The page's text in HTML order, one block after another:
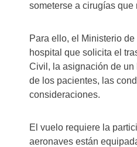
someterse a cirugías
Para ello, el Ministerio
hospital que solicita el
Civil, la asignación de
de los pacientes, las
consideraciones.
El vuelo requiere la
aeronaves están